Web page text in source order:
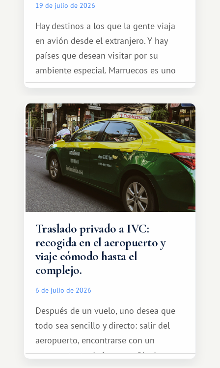
19 de julio de 2026
Hay destinos a los que la gente viaja
en avión desde el extranjero. Y hay
países que desean visitar por su
ambiente especial. Marruecos es uno
de esos lugares.
Traslado privado a IVC:
recogida en el aeropuerto y
viaje cómodo hasta el
complejo.
6 de julio de 2026
Después de un vuelo, uno desea que
todo sea sencillo y directo: salir del
aeropuerto, encontrarse con un
representante de la compañía de